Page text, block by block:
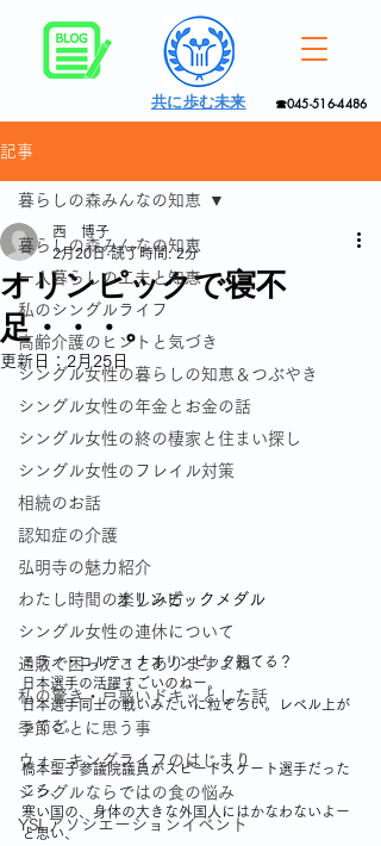
☎045-516-4486
共に歩む未来
記事
暮らしの森みんなの知恵
一人暮らしの工夫と知恵
私のシングルライフ
高齢介護のヒントと気づき
シングル女性の暮らしの知恵＆つぶやき
シングル女性の年金とお金の話
シングル女性の終の棲家と住まい探し
シングル女性のフレイル対策
相続のお話
認知症の介護
弘明寺の魅力紹介
わたし時間の楽しみ方
シングル女性の連休について
通販で困ったことありますよね
私の驚き・戸惑いドキッとした話
季節ごとに思う事
ウォーキングライフのはじまり
シングルならではの食の悩み
YSLアソシエーションイベント
暮らしの森みんなの知恵
オリンピックで寝不
足・・・。
西 博子
2月20日 読了時間: 2分
更新日： 2月25日
オリンピックメダル
ミラノ・コルティナオリンピック観てる？
日本選手の活躍すごいのねー。
日本選手同士の戦いみたいに粒ぞろい。レベル上が
ってる。
橋本聖子参議院議員がスピードスケート選手だった
ころ、
寒い国の、身体の大きな外国人にはかなわないよー
と思い、